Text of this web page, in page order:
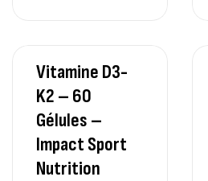
Vitamine D3-
K2 – 60
Gélules –
Impact Sport
Nutrition